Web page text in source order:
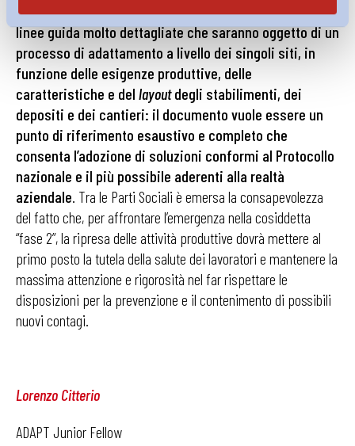
La ripartenza di Alstom, in conclusione, è affidata a
linee guida molto dettagliate che saranno oggetto di un
processo di adattamento a livello dei singoli siti, in
funzione delle esigenze produttive, delle
caratteristiche e del layoutdegli stabilimenti, dei
depositi e dei cantieri: il documento vuole essere un
punto di riferimento esaustivo e completo che
consenta l’adozione di soluzioni conformi al Protocollo
nazionale e il più possibile aderenti alla realtà
aziendale. Tra le Parti Sociali è emersa la consapevolezza
del fatto che, per affrontare l’emergenza nella cosiddetta
“fase 2”, la ripresa delle attività produttive dovrà mettere al
primo posto la tutela della salute dei lavoratori e mantenere la
massima attenzione e rigorosità nel far rispettare le
disposizioni per la prevenzione e il contenimento di possibili
nuovi contagi.
Lorenzo Citterio
ADAPT Junior Fellow